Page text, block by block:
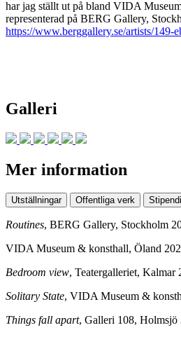
har jag ställt ut på bland VIDA
representerad på BERG Gallery,
https://www.berggallery.se/artists/149-
Galleri
Mer information
Utställningar Offentliga verk
Routines, BERG Gallery, Stockholm
VIDA Museum & konsthall, Öland
Bedroom view, Teatergalleriet, Kalmar
Solitary State, VIDA Museum &
Things fall apart, Galleri 108, Holmsjö